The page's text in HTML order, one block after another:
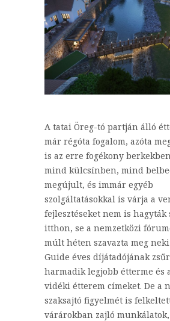
A tatai Öreg-tó partján álló
már régóta fogalom, azóta
is az erre fogékony
mind külcsínben, mind
megújult, és immár egyéb
szolgáltatásokkal is várja a
fejlesztéseket nem is hagyták
itthon, se a nemzetközi
múlt héten szavazta meg
Guide éves díjátadójának
harmadik legjobb étterme és
vidéki étterem címeket. De a
szaksajtó figyelmét is
várárokban zajló munkálatok,